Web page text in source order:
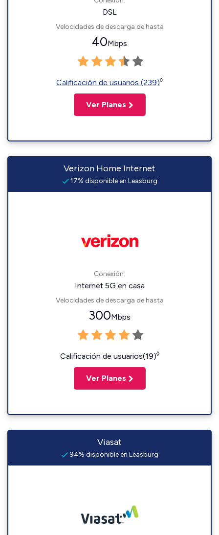
DSL
Velocidades de descarga de hasta
40Mbps
Calificación de usuarios (239)◊
Ver Planes
Verizon Home Internet
17% disponible en Leasburg
Conexión:
Internet 5G en casa
Velocidades de descarga de hasta
300Mbps
Calificación de usuarios(19)◊
Ver Planes
Viasat
94% disponible en Leasburg